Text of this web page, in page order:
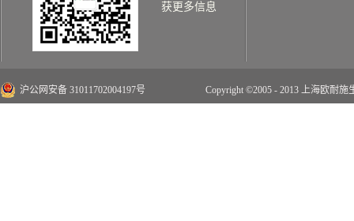
获更多信息
沪公网安备 31011702004197号 Copyright ©2005 - 2013 上海欧耐施